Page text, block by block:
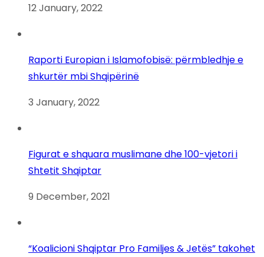
12 January, 2022
Raporti Europian i Islamofobisë: përmbledhje e
shkurtër mbi Shqipërinë
3 January, 2022
Figurat e shquara muslimane dhe 100-vjetori i
Shtetit Shqiptar
9 December, 2021
“Koalicioni Shqiptar Pro Familjes & Jetës” takohet